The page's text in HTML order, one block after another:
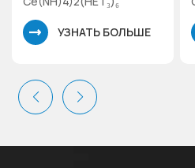
CAS:16774-21-
3Молекулярная масса
УЗНАТЬ БОЛЬШЕ